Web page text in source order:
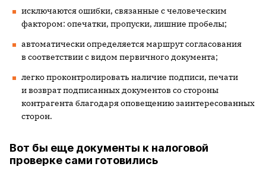
исключаются ошибки, связанные с человеческим
фактором: опечатки, пропуски, лишние пробелы;
автоматически определяется маршрут согласования
в соответствии с видом первичного документа;
легко проконтролировать наличие подписи, печати
и возврат подписанных документов со стороны
контрагента благодаря оповещению заинтересованных
сторон.
Вот бы еще документы к налоговой
проверке сами готовились